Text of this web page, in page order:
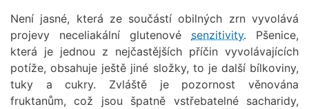
Není jasné, která ze součástí obilných zrn vyvolává
projevy neceliakální glutenové senzitivity. Pšenice,
která je jednou z nejčastějších příčin vyvolávajících
potíže, obsahuje ještě jiné složky, to je další bílkoviny,
tuky a cukry. Zvláště je pozornost věnována
fruktanům, což jsou špatně vstřebatelné sacharidy,